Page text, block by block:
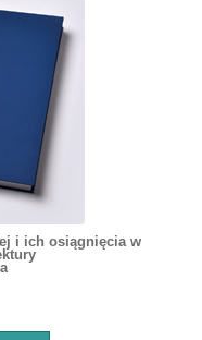
i ich osiągnięcia w